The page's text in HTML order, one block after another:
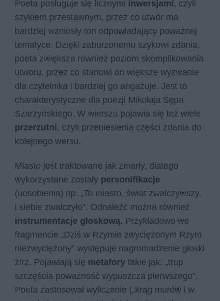
Poeta posługuje się licznymi inwersjami, czyli
szykiem przestawnym, przez co utwór ma
bardziej wzniosły ton odpowiadający poważnej
tematyce. Dzięki zaburzonemu szykowi zdania,
poeta zwiększa również poziom skomplikowania
utworu, przez co stanowi on większe wyzwanie
dla czytelnika i bardziej go angażuje. Jest to
charakterystyczne dla poezji Mikołaja Sępa
Szarzyńskiego. W wierszu pojawia się też wiele
przerzutni, czyli przeniesienia części zdania do
kolejnego wersu.
Miasto jest traktowane jak zmarły, dlatego
wykorzystane zostały personifikacje
(uosobienia) np. „To miasto, świat zwalczywszy,
i siebie zwalczyło”. Odnaleźć można również
instrumentacje głoskową. Przykładowo we
fragmencie „Dziś w Rzymie zwyciężonym Rzym
niezwyciężony” występuje nagromadzenie głoski
ż/rz. Pojawiają się metafory takie jak: „trup
szczę­ścia po­waż­ność wy­pusz­cza pierw­sze­go”.
Poeta zastosował wyliczenie („krąg mu­rów i w